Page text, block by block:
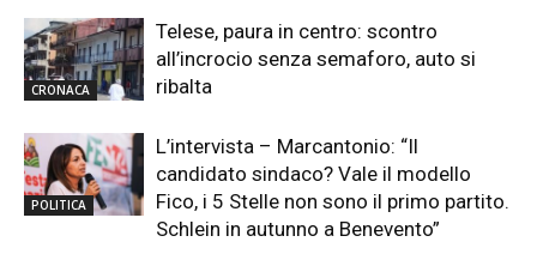
CRONACA
Telese, paura in centro: scontro
all’incrocio senza semaforo, auto si
ribalta
POLITICA
L’intervista – Marcantonio: “Il
candidato sindaco? Vale il modello
Fico, i 5 Stelle non sono il primo partito.
Schlein in autunno a Benevento”